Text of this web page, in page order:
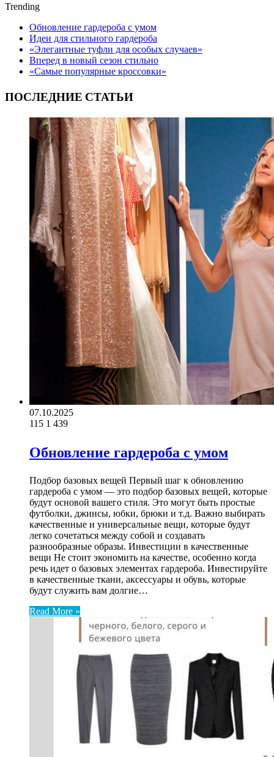
Trending
Обновление гардероба с умом
Идеи для стильного гардероба
«Элегантные туфли для особых случаев»
Вперед в новый сезон стильно
«Самые популярные кроссовки»
ПОСЛЕДНИЕ СТАТЬИ
07.10.2025
115 1 439
Обновление гардероба с умом
Подбор базовых вещей Первый шаг к обновлению
гардероба с умом — это подбор базовых вещей, которые
будут основой вашего стиля. Это могут быть простые
футболки, джинсы, юбки, брюки и т.д. Важно выбирать
качественные и универсальные вещи, которые будут
легко сочетаться между собой и создавать
разнообразные образы. Инвестиции в качественные
вещи Не стоит экономить на качестве, особенно когда
речь идет о базовых элементах гардероба. Инвестируйте
в качественные ткани, аксессуары и обувь, которые
будут служить вам долгие…
Read More »